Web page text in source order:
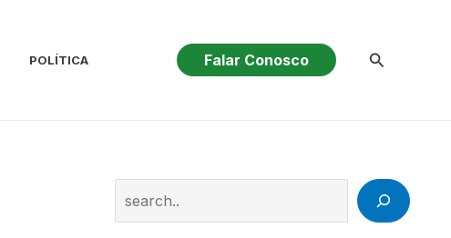
POLÍTICA Falar Conosco Pesquisar